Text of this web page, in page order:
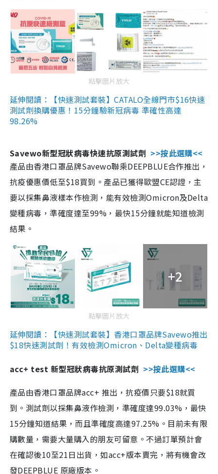
點擊圖片放大
延伸閱讀：【快速測試套裝】CATALO全線門市$16快速
測試劑換購優惠！15分鐘驗新冠病毒 準確性高達
98.26%
Savewo新型冠狀病毒快速抗原測試劑 >>按此選購<<
產品由香港口罩品牌Savewo聯乘DEEPBLUE合作推出，
抗疫優惠價低至$18買到。產品已獲得歐盟CE認證，主
要以採集鼻液樣本作檢測，能有效檢測Omicron及Delta
變種病毒，準確度達至99%，最快15分鐘就能知道檢測
結果。
+2
點擊圖片放大
延伸閱讀：【快速測試套裝】香港口罩品牌Savewo推出
$18快速測試劑！有效檢測Omicron、Delta變種病毒
acc+ test 新型冠狀病毒抗原測試劑 >>按此選購<<
產品由香港口罩品牌acc+ 推出，抗疫價只要$18就買
到。測試劑以採集鼻液作檢測，準確度達99.03%，最快
15分鐘知道結果，而且準確度高達97.25%。目前未有限
購數量，需要大量購入的朋友可留意。不過訂單預計會
在確認後10至21日出貨，如acc+版本賣完，將有機會改
發DEEPBLUE 原廠版本。